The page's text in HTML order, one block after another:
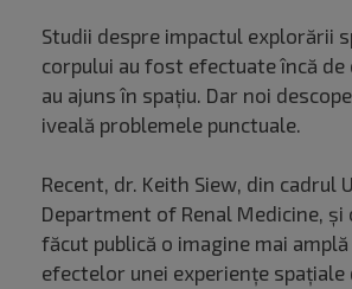
Studii despre impactul explorării
corpului au fost efectuate încă de
au ajuns în spațiu. Dar noi
iveală problemele punctuale.
Recent, dr. Keith Siew, din cadrul
Department of Renal Medicine, și
făcut publică o imagine mai amplă
efectelor unei experiențe spațiale